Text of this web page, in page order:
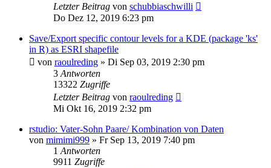
Letzter Beitrag von schubbiaschwilli
Do Dez 12, 2019 6:23 pm
Save/Export specific contour levels for a KDE (package 'ks'
in R) as ESRI shapefile
von raoulreding » Di Sep 03, 2019 2:30 pm
3 Antworten
13322 Zugriffe
Letzter Beitrag von raoulreding
Mi Okt 16, 2019 2:32 pm
rstudio: Vater-Sohn Paare/ Kombination von Daten
von mimimi999 » Fr Sep 13, 2019 7:40 pm
1 Antworten
9911 Zugriffe